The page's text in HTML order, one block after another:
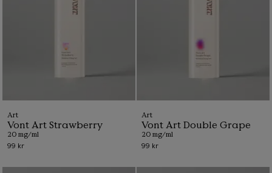
Art
Vont Art Strawberry
20 mg/ml
99 kr
Art
Vont Art Double Grape
20 mg/ml
99 kr